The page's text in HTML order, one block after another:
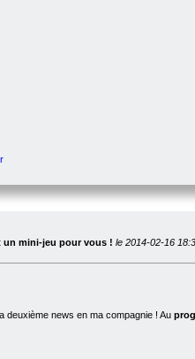
un mini-jeu pour vous ! le 2014-02-16
deuxième news en ma compagnie ! Au